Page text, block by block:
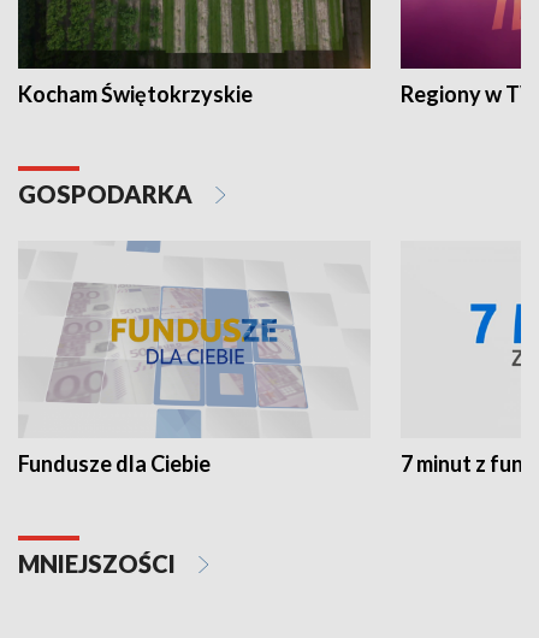
Kocham Świętokrzyskie Regiony w
GOSPODARKA
Fundusze dla Ciebie 7 minut z
MNIEJSZOŚCI